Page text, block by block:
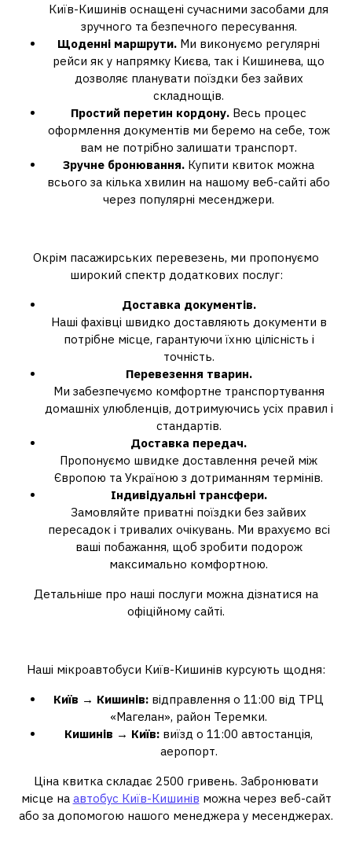
Київ-Кишинів оснащені сучасними засобами для
зручного та безпечного пересування.
Щоденні маршрути. Ми виконуємо регулярні
рейси як у напрямку Києва, так і Кишинева, що
дозволяє планувати поїздки без зайвих
складнощів.
Простий перетин кордону. Весь процес
оформлення документів ми беремо на себе, тож
вам не потрібно залишати транспорт.
Зручне бронювання. Купити квиток можна
всього за кілька хвилин на нашому веб-сайті або
через популярні месенджери.
Окрім пасажирських перевезень, ми пропонуємо
широкий спектр додаткових послуг:
Доставка документів.
Наші фахівці швидко доставляють документи в
потрібне місце, гарантуючи їхню цілісність і
точність.
Перевезення тварин.
Ми забезпечуємо комфортне транспортування
домашніх улюбленців, дотримуючись усіх правил і
стандартів.
Доставка передач.
Пропонуємо швидке доставлення речей між
Європою та Україною з дотриманням термінів.
Індивідуальні трансфери.
Замовляйте приватні поїздки без зайвих
пересадок і тривалих очікувань. Ми врахуємо всі
ваші побажання, щоб зробити подорож
максимально комфортною.
Детальніше про наші послуги можна дізнатися на
офіційному сайті.
Наші мікроавтобуси Київ-Кишинів курсують щодня:
Київ → Кишинів: відправлення о 11:00 від ТРЦ
«Магелан», район Теремки.
Кишинів → Київ: виїзд о 11:00 автостанція,
аеропорт.
Ціна квитка складає 2500 гривень. Забронювати
місце на автобус Київ-Кишинів можна через веб-сайт
або за допомогою нашого менеджера у месенджерах.